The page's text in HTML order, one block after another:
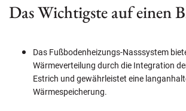
Das Wichtigste auf einen
Das Fußbodenheizungs-Nasssystem
Wärmeverteilung durch die Integration
Estrich und gewährleistet eine
Wärmespeicherung.